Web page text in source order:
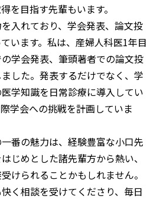
を目指す先輩もいます。
入れており、学会発表、論文投
います。私は、産婦人科医1年目
学会発表、筆頭著者での論文投
した。発表するだけでなく、学
学知識を日常診療に導入してい
学会への挑戦を計画していま
番の魅力は、経験豊富な小口先
じめとした諸先輩方から熱い、
けられることかもしれません。
く相談を受けてくださり、毎日